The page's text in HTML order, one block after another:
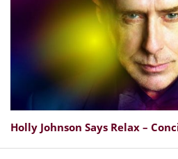
Holly Johnson Says Relax –